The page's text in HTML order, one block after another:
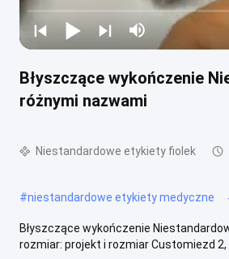
Błyszczące wykończenie
różnymi nazwami
Niestandardowe etykiety fiolek
#niestandardowe etykiety medyczne
Błyszczące wykończenie
rozmiar: projekt i rozmiar Customiezd 2,